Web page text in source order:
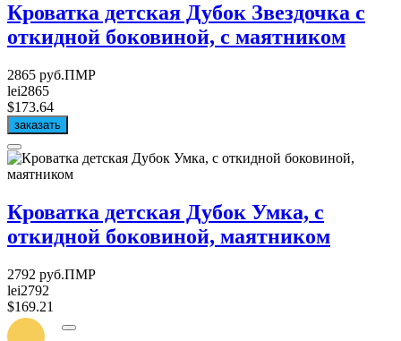
Кроватка детская Дубок Звездочка с
откидной боковиной, с маятником
2865 руб.ПМР
lei2865
$173.64
заказать
Кроватка детская Дубок Умка, с
откидной боковиной, маятником
2792 руб.ПМР
lei2792
$169.21
УВЕДОМИТЬ